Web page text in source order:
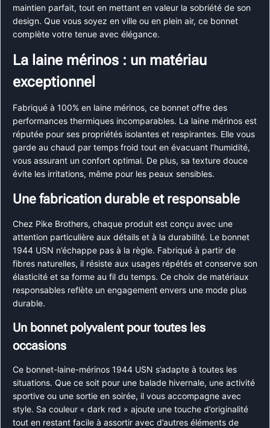
maintien parfait, tout en mettant en valeur la sobriété de son
design. Que vous soyez en ville ou en plein air, ce bonnet
complète votre tenue avec élégance.
La laine mérinos : un matériau
exceptionnel
Fabriqué à 100% en laine mérinos, ce bonnet offre des
performances thermiques incomparables. La laine mérinos est
réputée pour ses propriétés isolantes et respirantes. Elle vous
garde au chaud par temps froid tout en évacuant l’humidité,
vous assurant un confort optimal. De plus, sa texture douce
évite les irritations, même pour les peaux sensibles.
Une fabrication durable et responsable
Chez Pike Brothers, chaque produit est conçu avec une
attention particulière aux détails et à la durabilité. Le bonnet
1944 USN n’échappe pas à la règle. Fabriqué à partir de
fibres naturelles, il résiste aux usages répétés et conserve son
élasticité et sa forme au fil du temps. Ce choix de matériaux
responsables reflète un engagement envers une mode plus
durable.
Un bonnet polyvalent pour toutes les
occasions
Ce bonnet-laine-mérinos 1944 USN s’adapte à toutes les
situations. Que ce soit pour une balade hivernale, une activité
sportive ou une sortie en soirée, il vous accompagne avec
style. Sa couleur « dark red » ajoute une touche d’originalité
tout en restant facile à assortir avec d’autres éléments de